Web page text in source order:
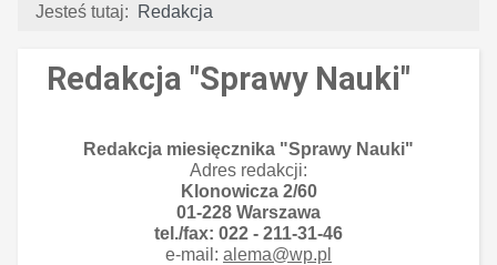
Jesteś tutaj: Redakcja
Redakcja "Sprawy Nauki"
Redakcja miesięcznika "Sprawy Nauki"
Adres redakcji:
Klonowicza 2/60
01-228 Warszawa
tel./fax: 022 - 211-31-46
e-mail: alema@wp.pl